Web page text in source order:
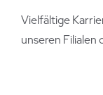
Vielfältige
unseren Filialen